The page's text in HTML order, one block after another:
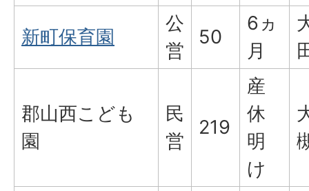
新町保育園
公
営
50
6ヵ
月
郡山西こども
園
民
営
219
産
休
明
け